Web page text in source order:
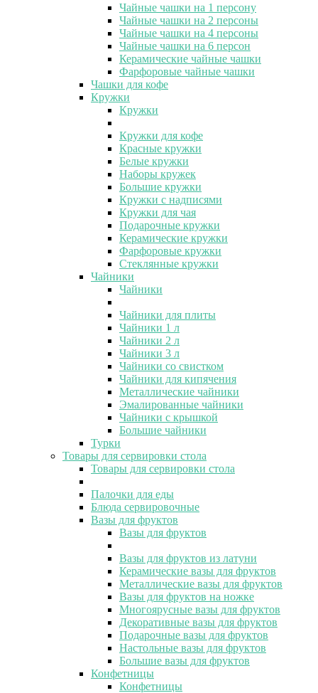
Чайные чашки на 1 персону
Чайные чашки на 2 персоны
Чайные чашки на 4 персоны
Чайные чашки на 6 персон
Керамические чайные чашки
Фарфоровые чайные чашки
Чашки для кофе
Кружки
Кружки
Кружки для кофе
Красные кружки
Белые кружки
Наборы кружек
Большие кружки
Кружки с надписями
Кружки для чая
Подарочные кружки
Керамические кружки
Фарфоровые кружки
Стеклянные кружки
Чайники
Чайники
Чайники для плиты
Чайники 1 л
Чайники 2 л
Чайники 3 л
Чайники со свистком
Чайники для кипячения
Металлические чайники
Эмалированные чайники
Чайники с крышкой
Большие чайники
Турки
Товары для сервировки стола
Товары для сервировки стола
Палочки для еды
Блюда сервировочные
Вазы для фруктов
Вазы для фруктов
Вазы для фруктов из латуни
Керамические вазы для фруктов
Металлические вазы для фруктов
Вазы для фруктов на ножке
Многоярусные вазы для фруктов
Декоративные вазы для фруктов
Подарочные вазы для фруктов
Настольные вазы для фруктов
Большие вазы для фруктов
Конфетницы
Конфетницы